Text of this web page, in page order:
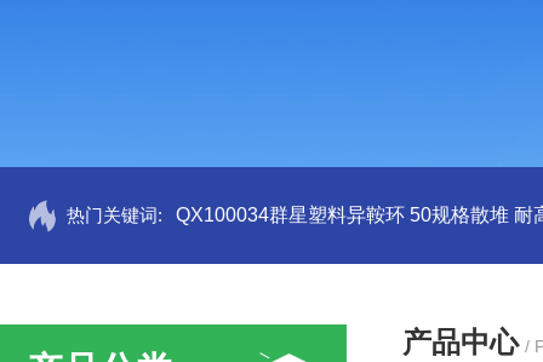
热门关键词: QX100034群星塑料异鞍环 50规格散堆 耐
产品中心 /